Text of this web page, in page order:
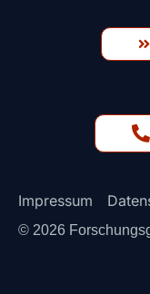
Impressum
© 2026